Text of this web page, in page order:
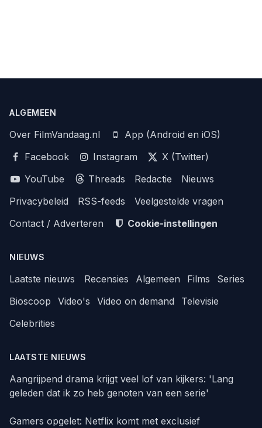
ALGEMEEN
Over FilmVandaag.nl
App (Android en iOS)
Facebook
Instagram
X (Twitter)
YouTube
Threads Redactie
Nieuws
Privacybeleid
RSS-feeds
Veelgestelde vragen
Contact / Adverteren
Cookie-instellingen
NIEUWS
Laatste nieuws Recensies Algemeen Films
Series
Bioscoop
Video's Video on demand
Televisie
Celebrities
LAATSTE NIEUWS
Aangrijpend drama krijgt veel lof van kijkers: 'Lang
geleden dat ik zo heb genoten van een serie'
Gamers opgelet: Netflix komt met exclusief